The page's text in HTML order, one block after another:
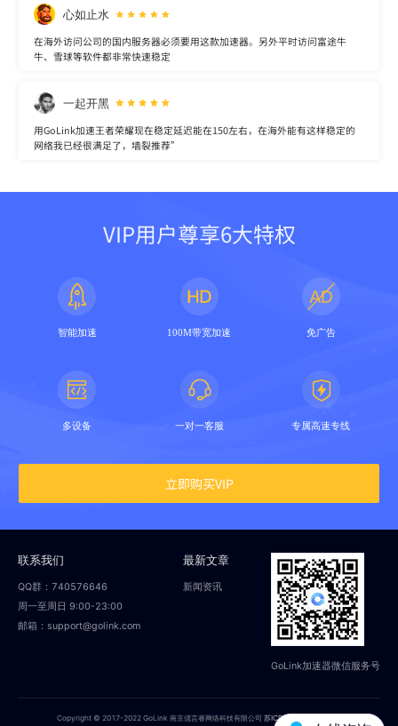
心如止水
在海外访问公司的国内服务器必须要用这款加速器。另外平时访问富途牛
牛、雪球等软件都非常快速稳定
一起开黑
用GoLink加速王者荣耀现在稳定延迟能在150左右，在海外能有这样稳定的
网络我已经很满足了，墙裂推荐”
VIP用户尊享6大特权
智能加速 100M带宽加速 免广告
多设备 一对一客服 专属高速专线
立即购买VIP
联系我们
QQ群：740576646
周一至周日 9:00-23:00
邮箱：support@golink.com
最新文章
新闻资讯
GoLink加速器微信服务号
Copyright © 2017-2022 GoLink 南京偲言睿网络科技有限公司苏ICP备18014251号-2